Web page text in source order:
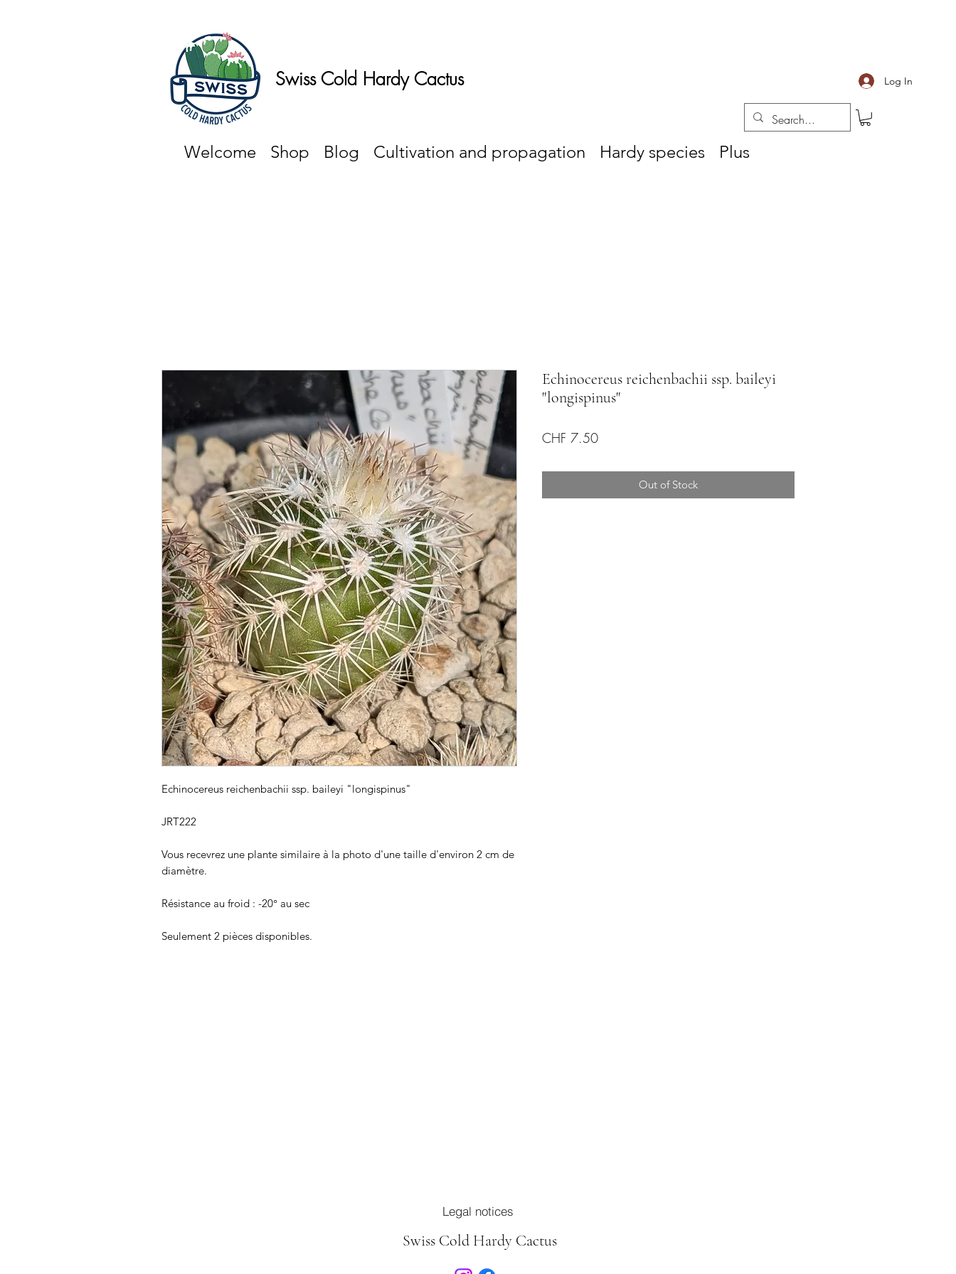
Swiss Cold Hardy Cactus Log In
Welcome Shop Blog Cultivation and propagation Hardy species Plus
Echinocereus reichenbachii ssp. baileyi "longispinus"
JRT222
Vous recevrez une plante similaire à la photo d'une taille d'environ 2 cm de
diamètre.
Résistance au froid : -20° au sec
Seulement 2 pièces disponibles.
Echinocereus reichenbachii ssp. baileyi
"longispinus"
CHF 7.50Price
Out of Stock
Legal notices
Swiss Cold Hardy Cactus